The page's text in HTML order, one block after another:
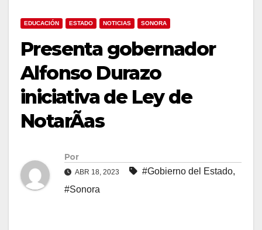
EDUCACIÓN ESTADO NOTICIAS SONORA
Presenta gobernador
Alfonso Durazo
iniciativa de Ley de
NotarÃas
Por
ABR 18, 2023 #Gobierno del Estado,
#Sonora